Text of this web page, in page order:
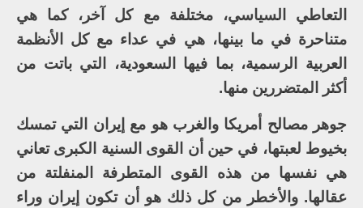
التعاطي السياسي، مختلفة مع كل آخر، كما هي
متناحرة في ما بينها، هي في عداء مع كل الأنظمة
العربية الرسمية، بما فيها السعودية، التي باتت من
أكثر المتضررين منها.
جوهر مصالح أمريكا والغرب هو مع إيران التي تمسك
بخيوط لعبتها، في حين أن القوى السنية الكبرى تعاني
هي نفسها من هذه القوى المتطرفة المنفلتة من
عقالها. والأخطر من كل ذلك هو أن تكون إيران وراء